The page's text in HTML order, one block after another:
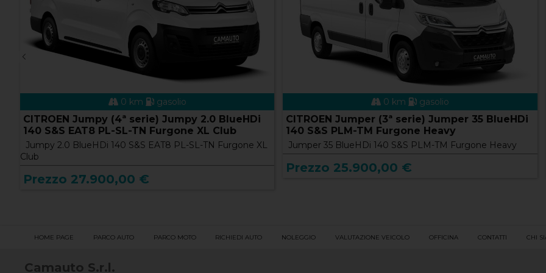
0 km gasolio
CITROEN Jumper (3ª serie) Jumper 35 BlueHDi
140 S&S PLM-TM Furgone Heavy
Jumper 35 BlueHDi 140 S&S PLM-TM Furgone Heavy
Prezzo 25.900,00 €
0 km gasolio
RENAULT Trafic 4ª serie Trafic BluedCi 150CV
PL-TN Intens
Trafic BluedCi 150CV PL-TN Intens
Prezzo 33.000,00 €
HOME PAGE PARCO AUTO PARCO MOTO RICHIEDI AUTO NOLEGGIO VALUTAZIONE VEICOLO OFFICINA CONTATTI CHI
Camauto S.r.l.